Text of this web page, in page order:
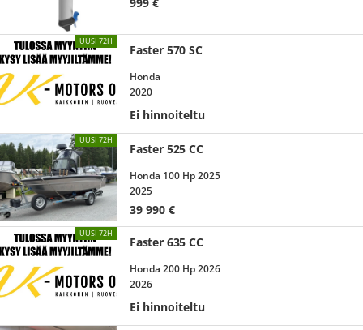
UUSI 72H
Faster 570 SC
Honda
2020
Ei hinnoiteltu
UUSI 72H
Faster 525 CC
Honda 100 Hp 2025
2025
39 990 €
UUSI 72H
Faster 635 CC
Honda 200 Hp 2026
2026
Ei hinnoiteltu